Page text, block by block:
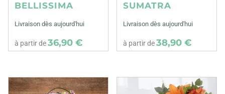
BELLISSIMA
Livraison dès aujourd'hui
à partir de36,90 €
SUMATRA
Livraison dès aujourd'hui
à partir de38,90 €